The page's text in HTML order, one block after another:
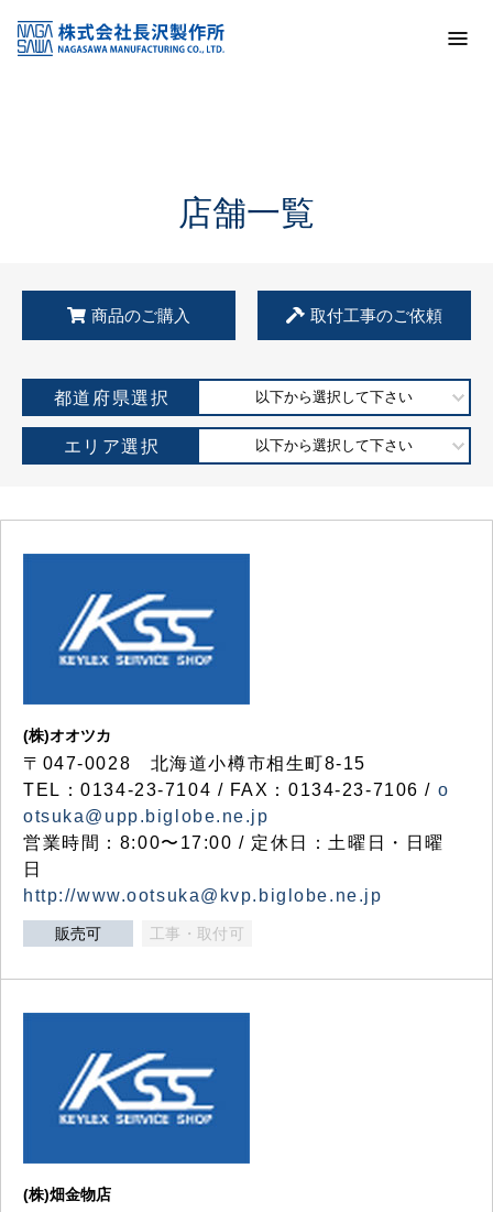
KSS加盟店・取扱店情報
店舗一覧
店舗一覧
商品のご購入 取付工事のご依頼
都道府県選択 以下から選択して下さい
エリア選択 以下から選択して下さい
(株)オオツカ
〒047-0028 北海道小樽市相生町8-15
TEL：0134-23-7104 / FAX：0134-23-7106 / o
otsuka@upp.biglobe.ne.jp
営業時間：8:00〜17:00 / 定休日：土曜日・日曜
日
http://www.ootsuka@kvp.biglobe.ne.jp
販売可 工事・取付可
(株)畑金物店